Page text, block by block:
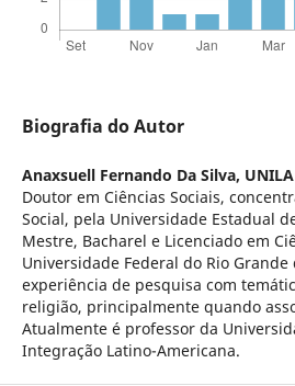
Biografia do Autor
Anaxsuell Fernando Da Silva, UNILA
Doutor em Ciências Sociais,
Social, pela Universidade Estadual
Mestre, Bacharel e Licenciado em
Universidade Federal do Rio Grande
experiência de pesquisa com
religião, principalmente quando
Atualmente é professor da
Integração Latino-Americana.